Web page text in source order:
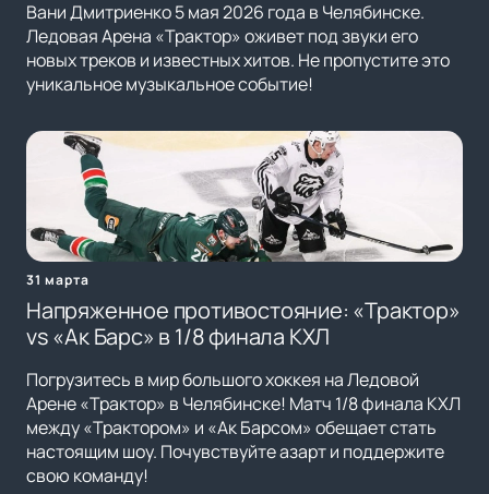
Вани Дмитриенко 5 мая 2026 года в Челябинске.
Ледовая Арена «Трактор» оживет под звуки его
новых треков и известных хитов. Не пропустите это
уникальное музыкальное событие!
31 марта
Напряженное противостояние: «Трактор»
vs «Ак Барс» в 1/8 финала КХЛ
Погрузитесь в мир большого хоккея на Ледовой
Арене «Трактор» в Челябинске! Матч 1/8 финала КХЛ
между «Трактором» и «Ак Барсом» обещает стать
настоящим шоу. Почувствуйте азарт и поддержите
свою команду!